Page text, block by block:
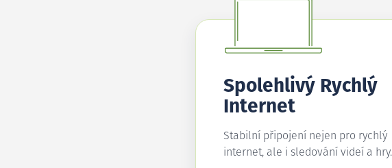
Spolehlivý Rychlý
Internet
Stabilní připojení nejen pro rychlý
internet, ale i sledování videí a hry.